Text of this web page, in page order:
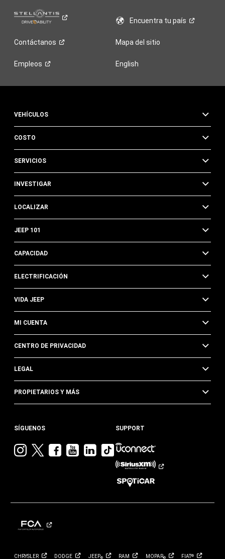
Encuentra tupaís
Contáctanos Mapa del sitio
Empleos English
VEHÍCULOS
COSTO
SERVICIOS
INVESTIGAR
LOCALIZAR
JEEP 101
CAPACIDAD
ELECTRIFICACIÓN
VIDA JEEP
MI CUENTA
CENTRO DE PRIVACIDAD
LEGAL
PROPIETARIOS Y MÁS
SÍGUENOS
VisitaVisitaVisitaVisita
YouTube
Visita
Jeep
Linkedin
Visita
Jeep
en
TikTok
SUPPORT
CHRYSLER DODGE JEEP® RAM MOPAR® FIAT®